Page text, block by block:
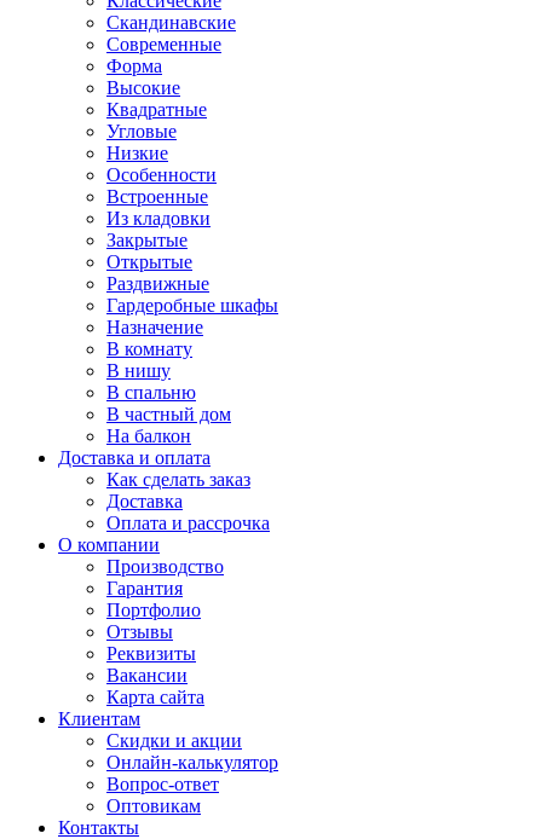
Скандинавские
Современные
Форма
Высокие
Квадратные
Угловые
Низкие
Особенности
Встроенные
Из кладовки
Закрытые
Открытые
Раздвижные
Гардеробные шкафы
Назначение
В комнату
В нишу
В спальню
В частный дом
На балкон
Доставка и оплата
Как сделать заказ
Доставка
Оплата и рассрочка
О компании
Производство
Гарантия
Портфолио
Отзывы
Реквизиты
Вакансии
Карта сайта
Клиентам
Скидки и акции
Онлайн-калькулятор
Вопрос-ответ
Оптовикам
Контакты